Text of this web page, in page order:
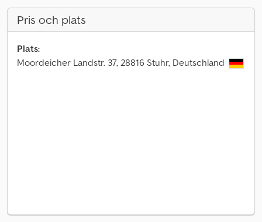
Pris och plats
Plats:
Moordeicher Landstr. 37, 28816 Stuhr, Deutschland